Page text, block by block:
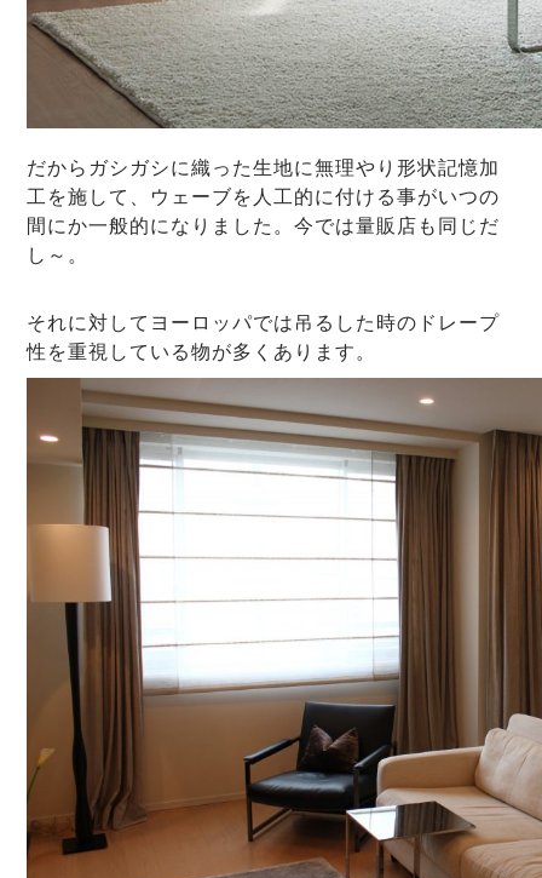
だからガシガシに織った生地に無理やり形状記憶加
工を施して、ウェーブを人工的に付ける事がいつの
間にか一般的になりました。今では量販店も同じだ
し～。
それに対してヨーロッパでは吊るした時のドレープ
性を重視している物が多くあります。